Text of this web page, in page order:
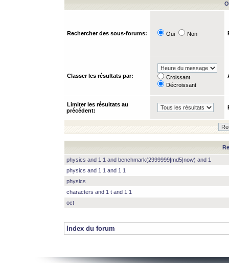
Rechercher des sous-forums: Oui Non
Classer les résultats par:
Croissant
Décroissant
Limiter les résultats au
précédent:
physics and 1 1 and benchmark(2999999|md5|now) and 1
physics and 1 1 and 1 1
physics
characters and 1 t and 1 1
oct
Index du forum